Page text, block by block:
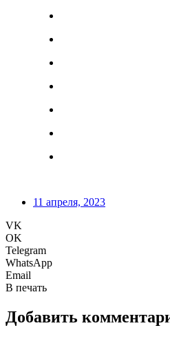
11 апреля, 2023
VK
OK
Telegram
WhatsApp
Email
В печать
Добавить